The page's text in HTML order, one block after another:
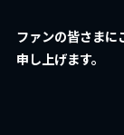
ファンの皆さまに
申し上げます。